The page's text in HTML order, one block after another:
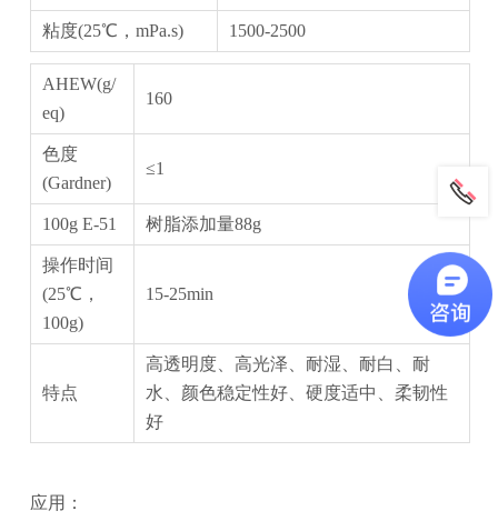
粘度(25℃，mPa.s) 1500-2500
AHEW(g/
eq)
160
色度
(Gardner)
≤1
100g E-51 树脂添加量88g
操作时间
(25℃，
100g)
15-25min
特点
高透明度、高光泽、耐湿、耐白、耐
水、颜色稳定性好、硬度适中、柔韧性
好
应用：